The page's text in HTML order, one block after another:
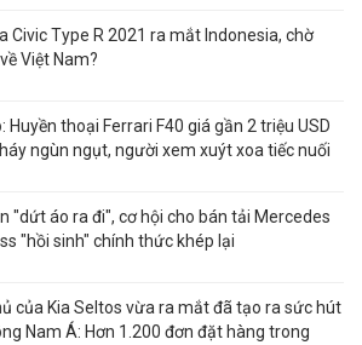
Civic Type R 2021 ra mắt Indonesia, chờ
Việt Nam?
Huyền thoại Ferrari F40 giá gần 2 triệu USD
ngùn ngụt, người xem xuýt xoa tiếc nuối
"dứt áo ra đi", cơ hội cho bán tải Mercedes
"hồi sinh" chính thức khép lại
của Kia Seltos vừa ra mắt đã tạo ra sức hút
Nam Á: Hơn 1.200 đơn đặt hàng trong